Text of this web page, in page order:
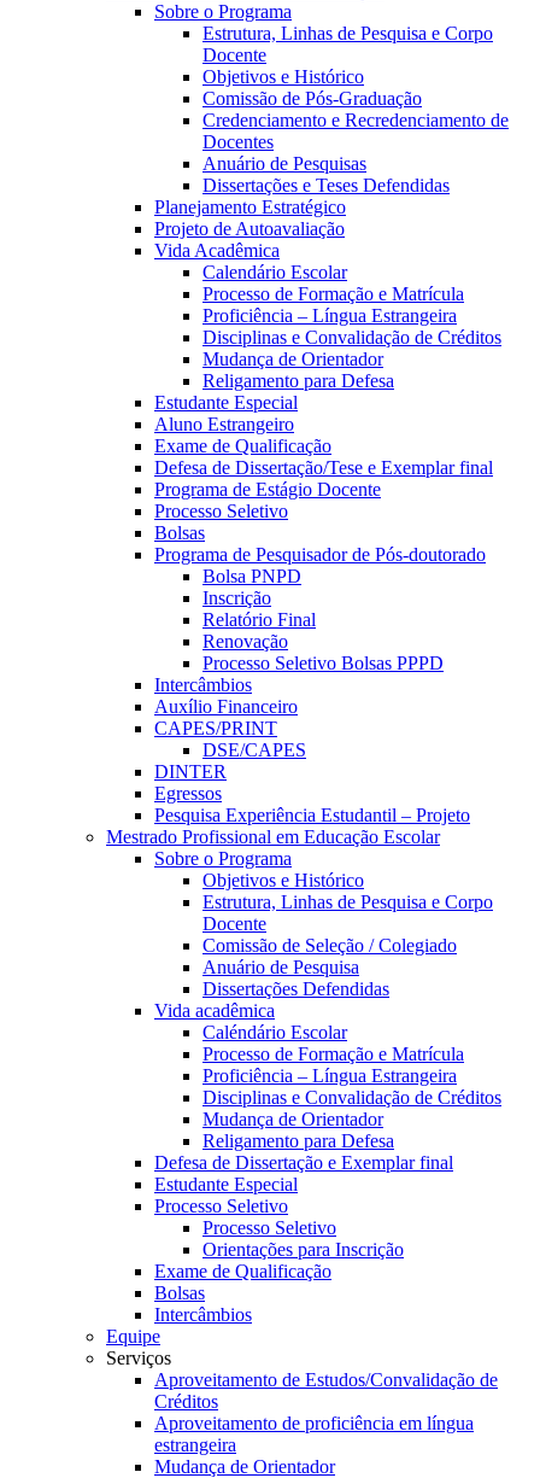
Sobre o Programa
Estrutura, Linhas de Pesquisa e Corpo
Docente
Objetivos e Histórico
Comissão de Pós-Graduação
Credenciamento e Recredenciamento de
Docentes
Anuário de Pesquisas
Dissertações e Teses Defendidas
Planejamento Estratégico
Projeto de Autoavaliação
Vida Acadêmica
Calendário Escolar
Processo de Formação e Matrícula
Proficiência – Língua Estrangeira
Disciplinas e Convalidação de Créditos
Mudança de Orientador
Religamento para Defesa
Estudante Especial
Aluno Estrangeiro
Exame de Qualificação
Defesa de Dissertação/Tese e Exemplar final
Programa de Estágio Docente
Processo Seletivo
Bolsas
Programa de Pesquisador de Pós-doutorado
Bolsa PNPD
Inscrição
Relatório Final
Renovação
Processo Seletivo Bolsas PPPD
Intercâmbios
Auxílio Financeiro
CAPES/PRINT
DSE/CAPES
DINTER
Egressos
Pesquisa Experiência Estudantil – Projeto
Mestrado Profissional em Educação Escolar
Sobre o Programa
Objetivos e Histórico
Estrutura, Linhas de Pesquisa e Corpo
Docente
Comissão de Seleção / Colegiado
Anuário de Pesquisa
Dissertações Defendidas
Vida acadêmica
Caléndário Escolar
Processo de Formação e Matrícula
Proficiência – Língua Estrangeira
Disciplinas e Convalidação de Créditos
Mudança de Orientador
Religamento para Defesa
Defesa de Dissertação e Exemplar final
Estudante Especial
Processo Seletivo
Processo Seletivo
Orientações para Inscrição
Exame de Qualificação
Bolsas
Intercâmbios
Equipe
Serviços
Aproveitamento de Estudos/Convalidação de
Créditos
Aproveitamento de proficiência em língua
estrangeira
Mudança de Orientador